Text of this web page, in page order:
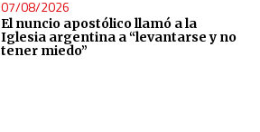
07/08/2026
El nuncio apostólico llamó a la
Iglesia argentina a “levantarse y no
tener miedo”